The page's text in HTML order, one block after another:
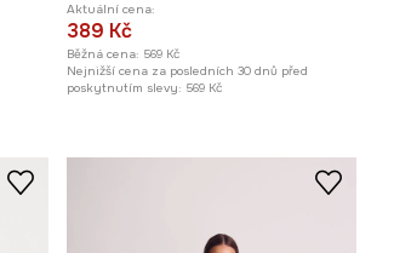
Aktuální cena:
389 Kč
Běžná cena: 569 Kč
Nejnižší cena za posledních 30 dnů před
poskytnutím slevy: 569 Kč